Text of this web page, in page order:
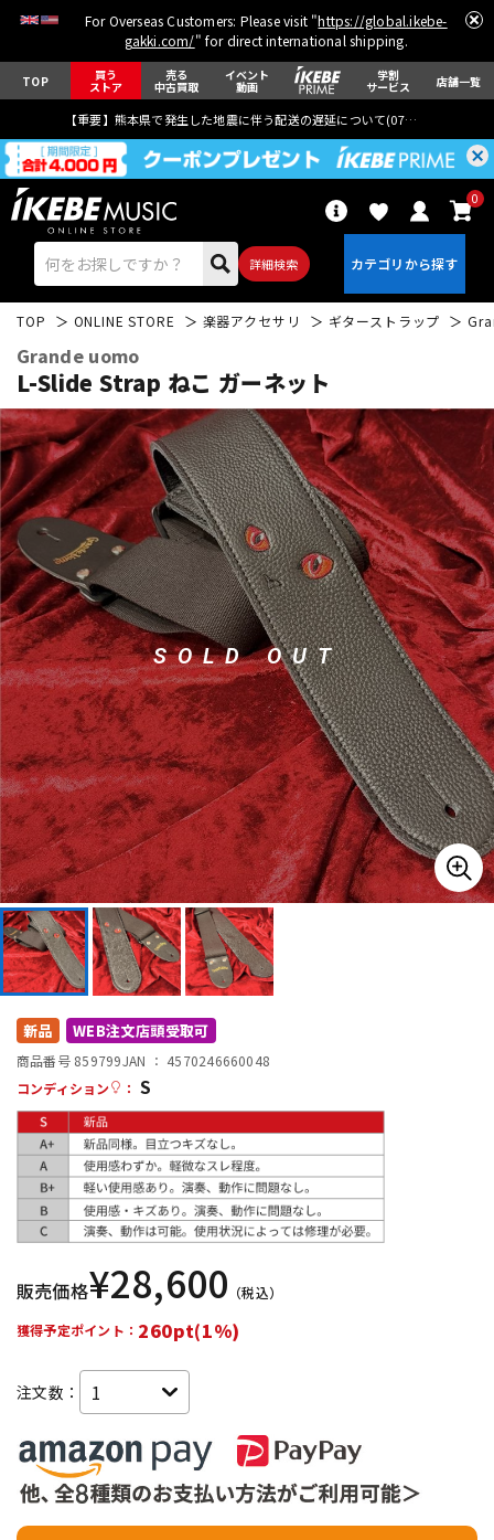
For Overseas Customers: Please visit "https://global.ikebe-
gakki.com/" for direct international shipping.
TOP 買う
ストア
売る
中古買取
イベント
動画
学割
サービス 店舗一覧
【重要】熊本県で発生した地震に伴う配送の遅延について(07月29日
詳細検索
0
エレキギター アコギ/エレアコ
ベース ウクレレ
ドラム パーカッション
キーボード 電子ピアノ
管楽器 その他楽器
アンプ エフェクター
DJ機器
配信/ライブ機器
中古
TOP ONLINE STORE 楽器アクセサリ ギターストラップ
Grande uomo
L-Slide Strap ねこ ガーネット
SOLD OUT
新品 WEB注文店頭受取可
商品番号 859799JAN ： 4570246660048
コンディション
： S
販売価格¥28,600 （税込）
獲得予定ポイント： 260pt(1%)
注文数：